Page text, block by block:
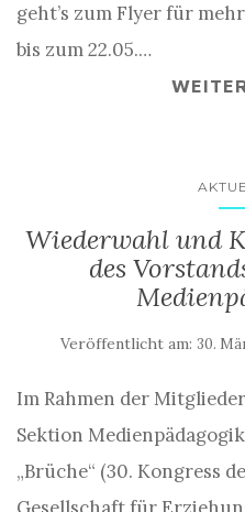
geht’s zum Flyer für
bis zum 22.05.…
Wiederwahl und
des
Veröffentlicht am: 30.
Im Rahmen der
Sektion
„Brüche“ (30. Kongress